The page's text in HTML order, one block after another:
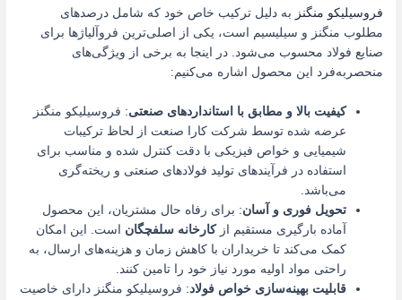
فروسیلیکو منگنز به دلیل ترکیب خاص خود که شامل درصدهای
مطلوب منگنز و سیلیسیم است، یکی از اصلی‌ترین فروآلیاژها برای
صنایع فولاد محسوب می‌شود. در اینجا به برخی از ویژگی‌های
منحصربه‌فرد این محصول اشاره می‌کنیم:
کیفیت بالا و مطابق با استانداردهای صنعتی: فروسیلیکو منگنز
عرضه شده توسط شرکت کارا صنعت از لحاظ ترکیبات
شیمیایی و خواص فیزیکی با دقت کنترل شده و مناسب برای
استفاده در فرآیندهای تولید فولادهای صنعتی و ریخته‌گری
می‌باشد.
تحویل فوری و آسان: برای رفاه حال مشتریان، این محصول
آماده بارگیری مستقیم ازکارخانه سلفچگان است. این امکان
کمک می‌کند تا خریداران با کاهش زمان و هزینه‌های ارسال، به
راحتی مواد اولیه مورد نیاز خود را تامین کنند.
قابلیت بهینه‌سازی خواص فولاد: فروسیلیکو منگنز دارای خاصیت